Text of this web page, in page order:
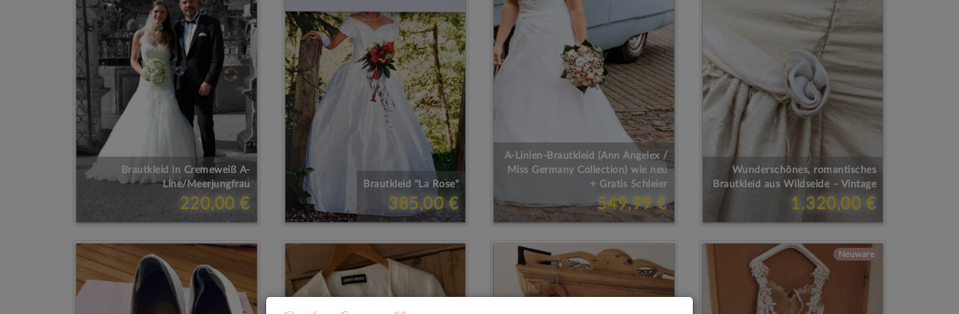
Brautkleid in Cremeweiß A-
Line/Meerjungfrau
220,00 €
Brautkleid "La Rose"
385,00 €
A-Linien-Brautkleid (Ann Angelex /
Miss Germany Collection) wie neu
+ Gratis Schleier
549,99 €
Wunderschönes, romantisches
Brautkleid aus Wildseide – Vintage
1.320,00 €
Neuware